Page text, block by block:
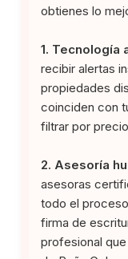
obtienes lo
1. Tecnología
recibir alertas
propiedades
coinciden con
filtrar por
2. Asesoría
asesoras
todo el
firma de
profesional